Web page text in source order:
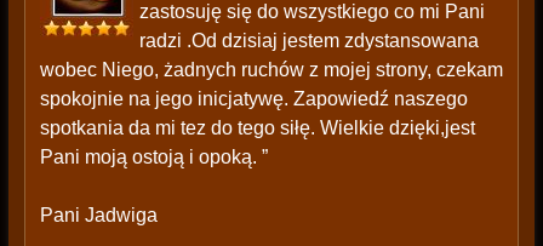
zastosuję się do wszystkiego co mi Pani
radzi .Od dzisiaj jestem zdystansowana
wobec Niego, żadnych ruchów z mojej strony, czekam
spokojnie na jego inicjatywę. Zapowiedź naszego
spotkania da mi tez do tego siłę. Wielkie dzięki,jest
Pani moją ostoją i opoką. ”
Pani Jadwiga